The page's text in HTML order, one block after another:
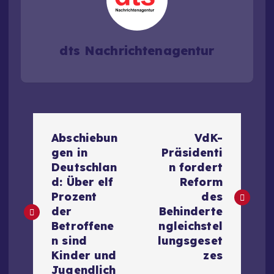
dts Nachrichtenagentur
t
Abschiebun
gen in
Deutschlan
d: Über elf
Prozent
der
Betroffene
n sind
Kinder und
Jugendlich
VdK-
Präsidenti
n fordert
Reform
des
Behinderte
ngleichstel
lungsgeset
zes